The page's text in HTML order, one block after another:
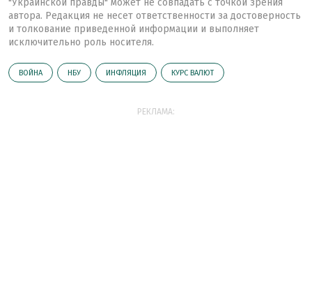
"Украинской правды" может не совпадать с точкой зрения
автора. Редакция не несет ответственности за достоверность
и толкование приведенной информации и выполняет
исключительно роль носителя.
ВОЙНА НБУ ИНФЛЯЦИЯ КУРС ВАЛЮТ
РЕКЛАМА: